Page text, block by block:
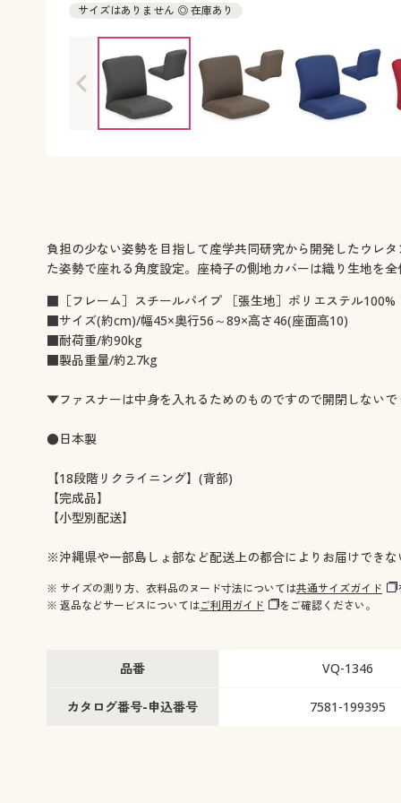
サイズはありません ◎ 在庫あり
負担の少ない姿勢を目指して産学共同研究から開発したウレ
た姿勢で座れる角度設定。座椅子の側地カバーは織り生地を
■［フレーム］スチールパイプ ［張生地］ポリエステル100%
■サイズ(約cm)/幅45×奥行56～89×高さ46(座面高10)
■耐荷重/約90kg
■製品重量/約2.7kg
▼ファスナーは中身を入れるためのものですので開閉しないで
●日本製
【18段階リクライニング】(背部)
【完成品】
【小型別配送】
※沖縄県や一部島しょ部など配送上の都合によりお届けできな
※ サイズの測り方、衣料品のヌード寸法については共通サイズガイド
※ 返品などサービスについてはご利用ガイド をご確認ください。
品番 VQ-1346
カタログ番号-申込番号 7581-199395